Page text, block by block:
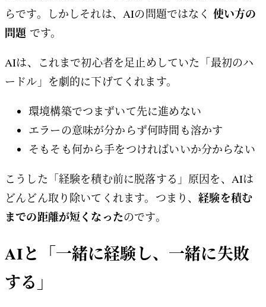
らです。しかしそれは、AIの問題ではなく 使い方の
問題 です。
AIは、これまで初心者を足止めしていた「最初のハ
ードル」を劇的に下げてくれます。
環境構築でつまずいて先に進めない
エラーの意味が分からず何時間も溶かす
そもそも何から手をつければいいか分からない
こうした「経験を積む前に脱落する」原因を、AIは
どんどん取り除いてくれます。つまり、経験を積む
までの距離が短くなったのです。
AIと「一緒に経験し、一緒に失敗
する」